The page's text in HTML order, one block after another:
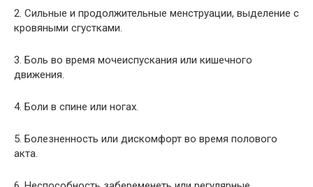
2. Сильные и продолжительные менструации, выделение с
кровяными сгустками.
3. Боль во время мочеиспускания или кишечного
движения.
4. Боли в спине или ногах.
5. Болезненность или дискомфорт во время полового
акта.